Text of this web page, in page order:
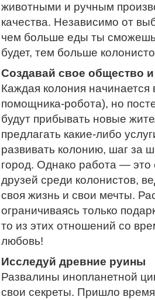
животными и ручным
качества. Независимо от
чем больше еды ты сможешь
будет, тем больше
Создавай свое общество
Каждая колония начинается
помощника-робота), но
будут прибывать новые
предлагать какие-либо
развивать колонию, шаг за
город. Однако работа —
друзей среди колонистов,
своя жизнь и свои мечты.
ограничиваясь только
то из этих отношений со
любовь!
Исследуй древние руины
Развалины инопланетной
свои секреты. Пришло